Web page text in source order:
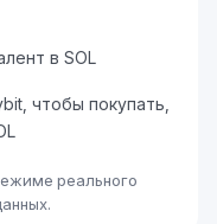
в SOL
чтобы покупать,
реального